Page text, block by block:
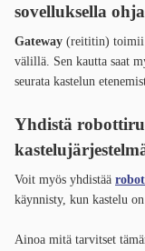
sovelluksella
Gateway (reititin) toimii
välillä. Sen kautta saat
seurata kastelun
Yhdistä
Voit myös yhdistää
käynnisty, kun kastelu on
Ainoa mitä tarvitset